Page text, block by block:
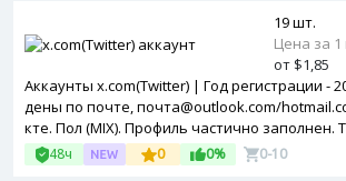
Аккаунты x.com(Twitter) | Год регистрации -
дены по почте, почта@outlook.com/
кте. Пол (MIX). Профиль частично заполнен.
е. Двухфакторная авторизация включена.
с Mexico ip.
48ч 0 0% 0-10
19 шт.
Цена за 1
от $1,85